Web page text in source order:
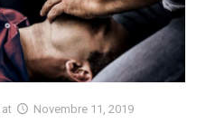
at Novembre 11, 2019